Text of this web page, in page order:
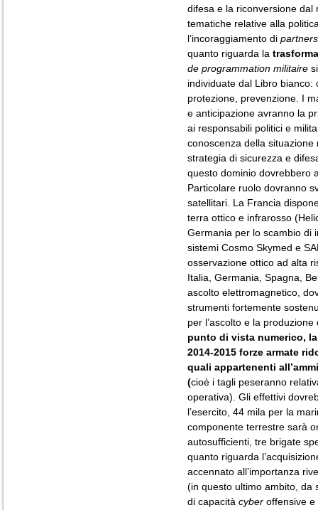
difesa e la riconversione dal
tematiche relative alla
l’incoraggiamento di
quanto riguarda la
de programmation militaire
individuate dal Libro
protezione, prevenzione. I
e anticipazione avranno la
ai responsabili politici e
conoscenza della
strategia di sicurezza e
questo dominio dovrebbero
Particolare ruolo dovranno
satellitari. La Francia
terra ottico e infrarosso
Germania per lo scambio di
sistemi Cosmo Skymed e
osservazione ottico ad alta
Italia, Germania, Spagna,
ascolto elettromagnetico,
strumenti fortemente
per l’ascolto e la
punto di vista numerico,
2014-2015 forze armate
quali appartenenti
(cioè i tagli peseranno
operativa). Gli effettivi
l’esercito, 44 mila per la
componente terrestre sarà
autosufficienti, tre brigate
quanto riguarda
accennato all’importanza
(in questo ultimo ambito, da
di capacità cyber offensive e